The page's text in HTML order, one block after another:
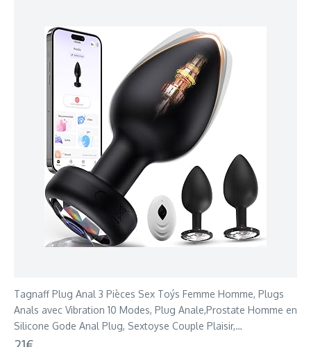
Tagnaff Plug Anal 3 Pièces Sex Toýs Femme Homme, Plugs
Anals avec Vibration 10 Modes, Plug Anale,Prostate Homme en
Silicone Gode Anal Plug, Sextoyse Couple Plaisir,
Débutant/Professionnel